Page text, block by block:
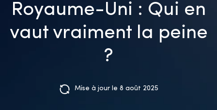
Royaume-Uni : Qui en
vaut vraiment la peine
?
Mise à jour le 8 août 2025